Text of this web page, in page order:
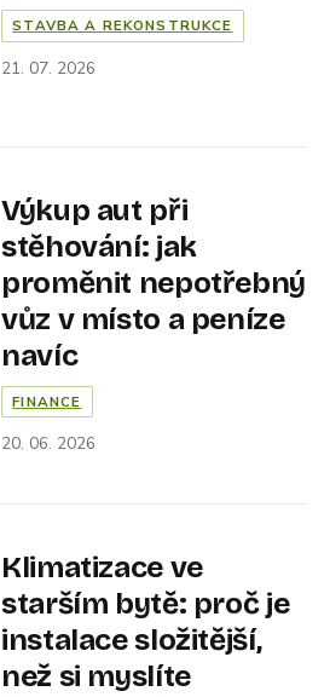
STAVBA A REKONSTRUKCE
21. 07. 2026
Výkup aut při
stěhování: jak
proměnit nepotřebný
vůz v místo a peníze
navíc
FINANCE
20. 06. 2026
Klimatizace ve
starším bytě: proč je
instalace složitější,
než si myslíte